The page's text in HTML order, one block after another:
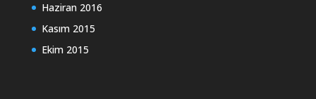
Haziran 2016
Kasım 2015
Ekim 2015